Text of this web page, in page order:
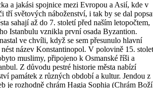
a jakási spojnice mezi Evropou a Asií, kde v
tří světových náboženství, i tak by se dal
sahají až do 7. století před naším letopočtem,
Istanbulu vznikla první osada Byzantion.
ve chvíli, když se sem přesunulo hlavní
nést název Konstantinopol. V polovině 15.
muslimy, připojeno k Osmanské říši a
Z důvodu pestré historie města nabízí
památek z různých období a kultur. Jendou z
je rozhodně chrám Hagia Sophia (Chrám Boží